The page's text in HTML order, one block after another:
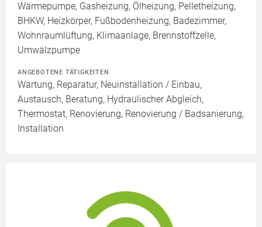
Wärmepumpe, Gasheizung, Ölheizung, Pelletheizung,
BHKW, Heizkörper, Fußbodenheizung, Badezimmer,
Wohnraumlüftung, Klimaanlage, Brennstoffzelle,
Umwälzpumpe
ANGEBOTENE TÄTIGKEITEN
Wartung, Reparatur, Neuinstallation / Einbau,
Austausch, Beratung, Hydraulischer Abgleich,
Thermostat, Renovierung, Renovierung / Badsanierung,
Installation